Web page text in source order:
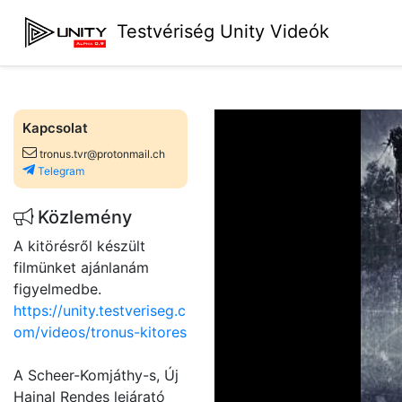
Testvériség Unity Videók
Kapcsolat
tronus.tvr@protonmail.ch
Telegram
Közlemény
A kitörésről készült
filmünket ajánlanám
figyelmedbe.
https://unity.testveriseg.c
om/videos/tronus-kitores
A Scheer-Komjáthy-s, Új
Hajnal Rendes lejárató